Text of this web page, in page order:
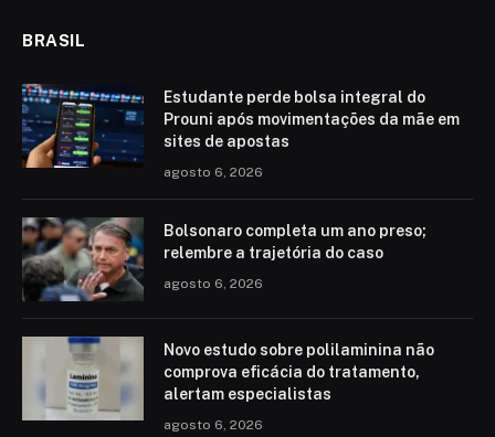
BRASIL
Estudante perde bolsa integral do
Prouni após movimentações da mãe em
sites de apostas
agosto 6, 2026
Bolsonaro completa um ano preso;
relembre a trajetória do caso
agosto 6, 2026
Novo estudo sobre polilaminina não
comprova eficácia do tratamento,
alertam especialistas
agosto 6, 2026